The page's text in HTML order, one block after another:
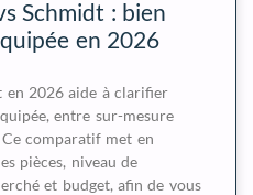
Schmidt : bien
en 2026
en 2026 aide à clarifier
entre sur-mesure
comparatif met en
pièces, niveau de
et budget, afin de vous